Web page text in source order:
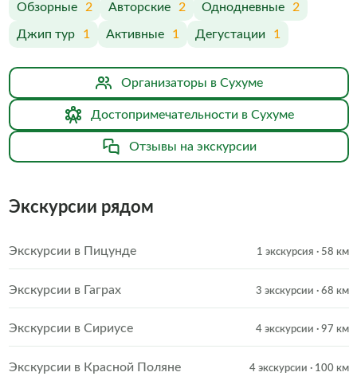
Обзорные 2 Авторские 2 Однодневные 2
Джип тур 1 Активные 1 Дегустации 1
Организаторы в Сухуме
Достопримечательности в Сухуме
Отзывы на экскурсии
Экскурсии рядом
Экскурсии в Пицунде 1 экскурсия · 58 км
Экскурсии в Гаграх 3 экскурсии · 68 км
Экскурсии в Сириусе 4 экскурсии · 97 км
Экскурсии в Красной Поляне 4 экскурсии · 100 км